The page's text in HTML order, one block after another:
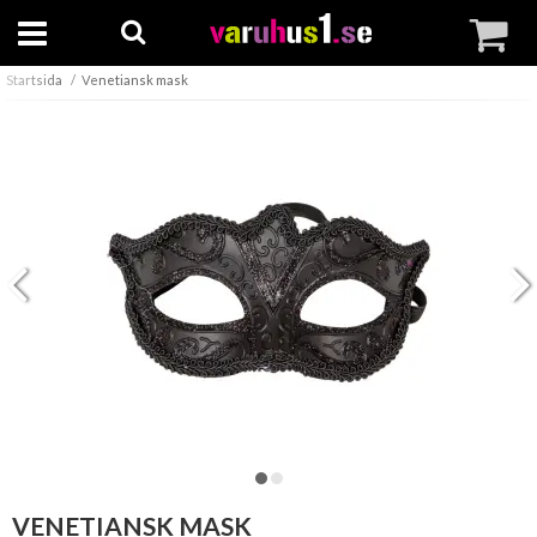
Startsida Venetiansk mask
VENETIANSK MASK